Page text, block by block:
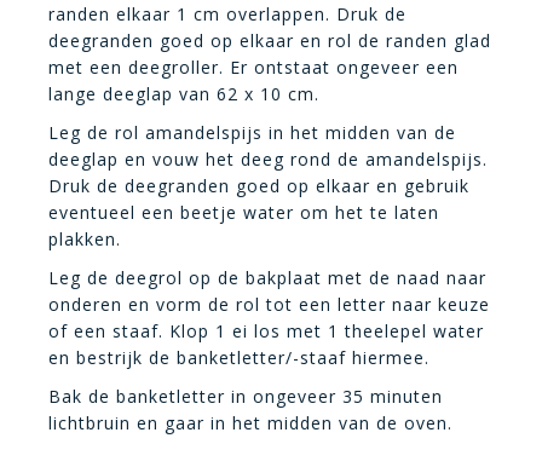
randen elkaar 1 cm overlappen. Druk de
deegranden goed op elkaar en rol de randen glad
met een deegroller. Er ontstaat ongeveer een
lange deeglap van 62 x 10 cm.
Leg de rol amandelspijs in het midden van de
deeglap en vouw het deeg rond de amandelspijs.
Druk de deegranden goed op elkaar en gebruik
eventueel een beetje water om het te laten
plakken.
Leg de deegrol op de bakplaat met de naad naar
onderen en vorm de rol tot een letter naar keuze
of een staaf. Klop 1 ei los met 1 theelepel water
en bestrijk de banketletter/-staaf hiermee.
Bak de banketletter in ongeveer 35 minuten
lichtbruin en gaar in het midden van de oven.